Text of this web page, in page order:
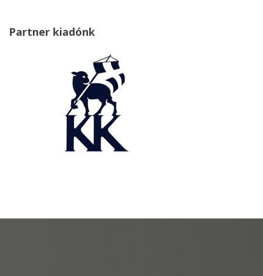
Partner kiadónk